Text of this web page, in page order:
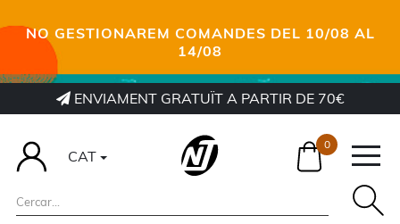
NO GESTIONAREM COMANDES DEL 10/08 AL
14/08
ENVIAMENT GRATUÏT A PARTIR DE 70€
CAT
0